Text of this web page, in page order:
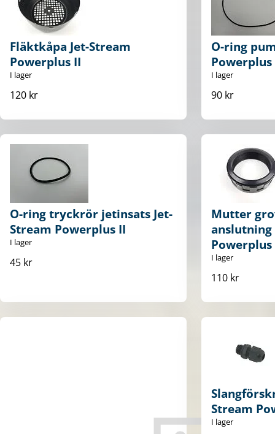
Fläktkåpa Jet-Stream
Powerplus II
I lager
120 kr
O-ring
Powerplus
I lager
90 kr
O-ring tryckrör jetinsats Jet-
Stream Powerplus II
I lager
45 kr
Mutter
anslutning
Powerplus
I lager
110 kr
Stream
I lager